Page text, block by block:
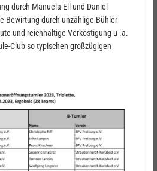
durch Manuela Ell und Daniel
Bewirtung durch unzählige Bühler
und reichhaltige Verköstigung u .a.
Club so typischen großzügigen